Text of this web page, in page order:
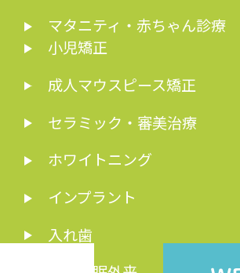
マタニティ・赤ちゃん診療
小児矯正
成人マウスピース矯正
セラミック・審美治療
ホワイトニング
インプラント
入れ歯